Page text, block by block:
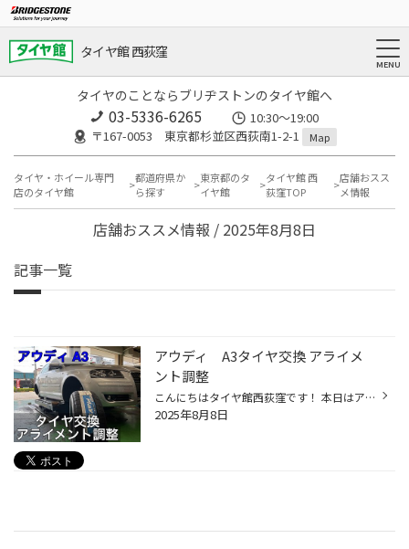
タイヤ館 西荻窪
タイヤのことならブリヂストンのタイヤ館へ
03-5336-6265
10:30～19:00
〒167-0053 東京都杉並区西荻南1-2-1
Map
タイヤ・ホイール専門
店のタイヤ館
都道府県か
ら探す
東京都のタ
イヤ館
タイヤ館 西
荻窪TOP
店舗おスス
メ情報
店舗おススメ情報 / 2025年8月8日
記事一覧
アウディ A3タイヤ交換 アライメ
ント調整
こんにちはタイヤ館西荻窪です！ 本日はアウディ A3のタイヤ交換 アライメント調整をご紹介致します！ 今回装着させて頂いたタイヤは Playz PX-Ⅱになります。 Playzの特徴としては、雨の日に発揮できるウエット性能が高いタイヤになります。 その他直進安定性、長持ち性能も高いタイヤになります。 ...
2025年8月8日